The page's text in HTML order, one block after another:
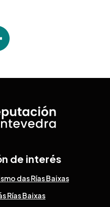
de interés
das Rías Baixas
Rías Baixas